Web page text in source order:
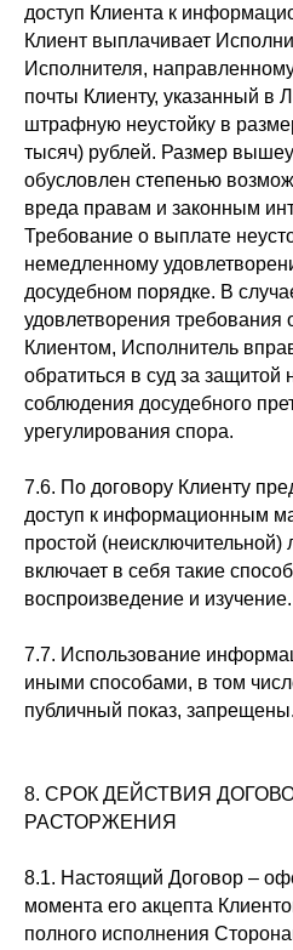
доступ Клиента к
Клиент выплачивает
Исполнителя,
почты Клиенту, указанный в
штрафную неустойку в
тысяч) рублей. Размер
обусловлен степенью
вреда правам и законным
Требование о выплате
немедленному
досудебном порядке. В
удовлетворения требования
Клиентом, Исполнитель
обратиться в суд за
соблюдения досудебного
урегулирования спора.
7.6. По договору Клиенту
доступ к информационным
простой (неисключительной)
включает в себя такие
воспроизведение и изучение.
7.7. Использование
иными способами, в том
публичный показ, запрещены.
8. СРОК ДЕЙСТВИЯ
РАСТОРЖЕНИЯ
8.1. Настоящий Договор –
момента его акцепта
полного исполнения
Публичная оферта
Дополнительная общеобразовательная программа
Согласие на обработку файлов cookie
Политика обработки персональных данных
197082, Россия, г.
ул. Туристская, д.
ИП Кондрашина Алла Александровна
ИНН: 781429539539
ОГРН: 325784700214610
+7 (934) 477-18-63
НАШИ ПАРТНЕРЫ: